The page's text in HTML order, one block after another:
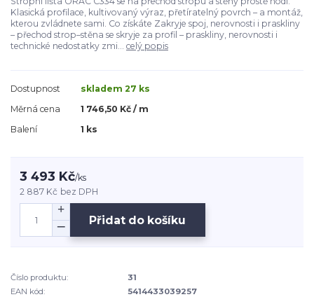
Klasická profilace, kultivovaný výraz, přetíratelný povrch – a montáž,
kterou zvládnete sami. Co získáte Zakryje spoj, nerovnosti i praskliny
– přechod strop–stěna se skryje za profil – praskliny, nerovnosti i
technické nedostatky zmi... celý popis
Dostupnost
skladem 27 ks
Měrná cena
1 746,50 Kč / m
Balení
1 ks
3 493 Kč/ks
2 887 Kč bez DPH
Přidat do košíku
Číslo produktu:
31
EAN kód:
5414433039257